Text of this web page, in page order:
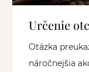
Určenie
Otázka
náročnejšia